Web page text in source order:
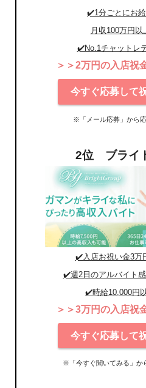
✔️1分ごとにお給
月収100万円
✔️No.1チャットレ
＞＞2万円の入店祝
今すぐ応募して
※「メール応募」から
2位 ブライ
✔️入店お祝い金3万
✔️週2日のアルバイト感
✔️時給10,000円
＞＞3万円の入店祝
今すぐ応募して
※「今すぐ聞いてみる」か